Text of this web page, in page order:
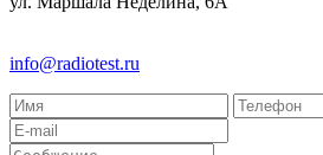
info@radiotest.ru